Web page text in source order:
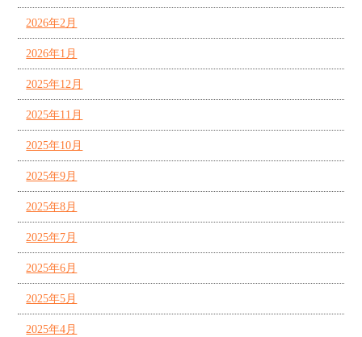
2026年2月
2026年1月
2025年12月
2025年11月
2025年10月
2025年9月
2025年8月
2025年7月
2025年6月
2025年5月
2025年4月